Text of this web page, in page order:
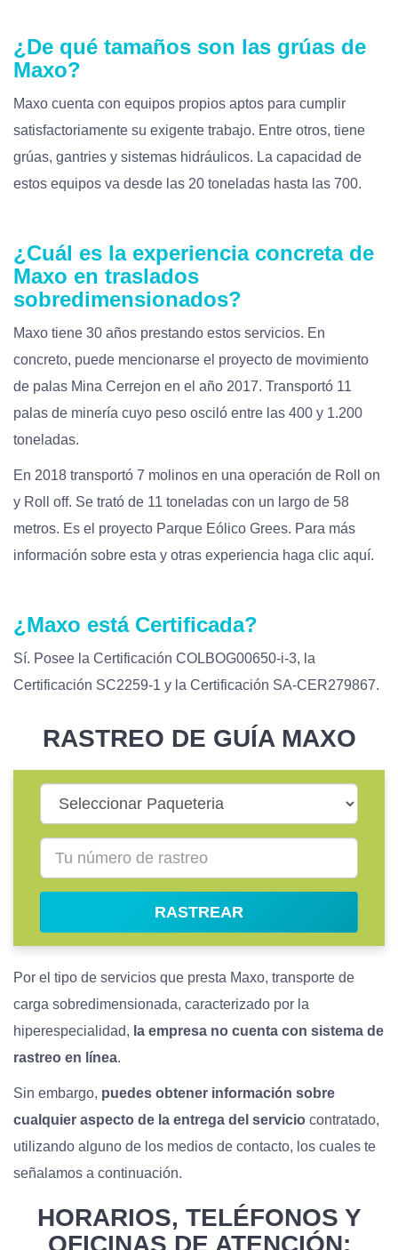
¿De qué tamaños son las grúas de
Maxo?
Maxo cuenta con equipos propios aptos para cumplir
satisfactoriamente su exigente trabajo. Entre otros, tiene
grúas, gantries y sistemas hidráulicos. La capacidad de
estos equipos va desde las 20 toneladas hasta las 700.
¿Cuál es la experiencia concreta de
Maxo en traslados
sobredimensionados?
Maxo tiene 30 años prestando estos servicios. En
concreto, puede mencionarse el proyecto de movimiento
de palas Mina Cerrejon en el año 2017. Transportó 11
palas de minería cuyo peso osciló entre las 400 y 1.200
toneladas.
En 2018 transportó 7 molinos en una operación de Roll on
y Roll off. Se trató de 11 toneladas con un largo de 58
metros. Es el proyecto Parque Eólico Grees. Para más
información sobre esta y otras experiencia haga clic aquí.
¿Maxo está Certificada?
Sí. Posee la Certificación COLBOG00650-i-3, la
Certificación SC2259-1 y la Certificación SA-CER279867.
RASTREO DE GUÍA MAXO
RASTREAR
Por el tipo de servicios que presta Maxo, transporte de
carga sobredimensionada, caracterizado por la
hiperespecialidad, la empresa no cuenta con sistema de
rastreo en línea.
Sin embargo, puedes obtener información sobre
cualquier aspecto de la entrega del servicio contratado,
utilizando alguno de los medios de contacto, los cuales te
señalamos a continuación.
HORARIOS, TELÉFONOS Y
OFICINAS DE ATENCIÓN: